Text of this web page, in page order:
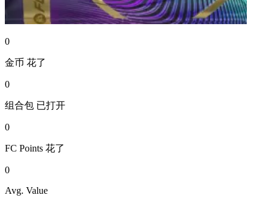
0
金币 花了
0
组合包 已打开
0
FC Points 花了
0
Avg. Value